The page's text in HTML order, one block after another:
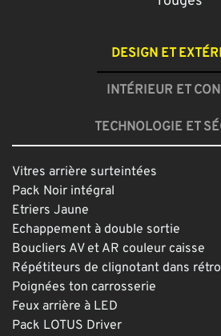
DESIGN ET
INTÉRIEUR ET
TECHNOLOGIE ET
Vitres arrière surteintées
Pack Noir intégral
Etriers Jaune
Echappement à double sortie
Boucliers AV et AR couleur caisse
Répétiteurs de clignotant dans rétro
Poignées ton carrosserie
Feux arrière à LED
Pack LOTUS Driver